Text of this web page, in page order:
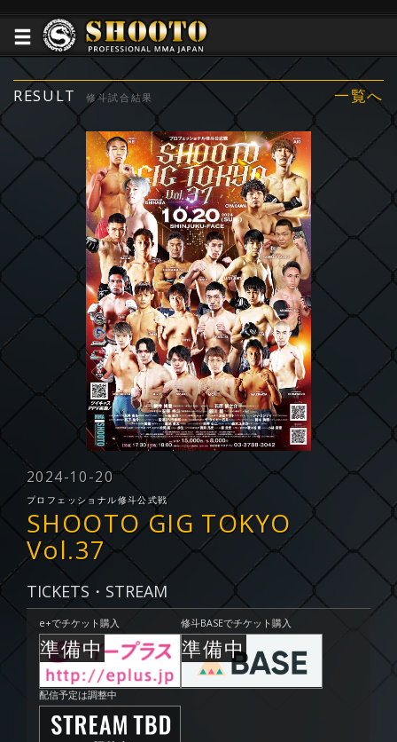
RESULT 修斗試合結果 一覧へ
2024-10-20
プロフェッショナル修斗公式戦
SHOOTO GIG TOKYO
Vol.37
TICKETS・STREAM
e+でチケット購入 修斗BASEでチケット購入
配信予定は調整中